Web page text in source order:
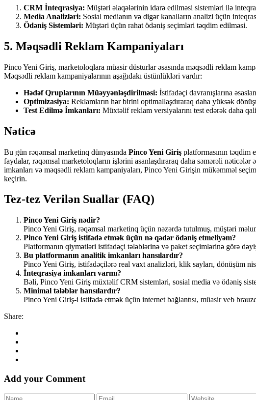
CRM İnteqrasiya: Müştəri əlaqələrinin idarə edilməsi sistemləri ilə
Media Analizləri: Sosial medianın və digər kanalların analizi üçün
Ödəniş Sistemləri: Müştəri üçün rahat ödəniş seçimləri təqdim edilməsi.
5. Məqsədli Reklam Kampaniyaları
Pinco Yeni Giriş, marketoloqlara müasir düsturlar əsasında məqsədli reklam
Məqsədli reklam kampaniyalarının aşağıdakı üstünlükləri vardır:
Hədəf Qruplarının Müəyyənləşdirilməsi: İstifadəçi davranışlarına
Optimizasiya: Reklamların hər birini optimallaşdıraraq daha yüksək
Test Edilmə İmkanları: Müxtəlif reklam versiyalarını test edərək daha
Nəticə
Bu gün rəqəmsal marketinq dünyasında Pinco Yeni Giriş platformasının təqdim
faydalar, rəqəmsal marketoloqların işlərini asanlaşdıraraq daha səmərəli
imkanları və məqsədli reklam kampaniyaları, Pinco Yeni Girişin mükəmməl
keçirin.
Tez-tez Verilən Suallar (FAQ)
Pinco Yeni Giriş nədir?
Pinco Yeni Giriş, rəqəmsal marketinq üçün nəzərdə tutulmuş, müştəri
Pinco Yeni Giriş istifadə etmək üçün nə qədər ödəniş etmeliyəm?
Platformanın qiymətləri istifadəçi tələblərinə və paket seçimlərinə görə
Bu platformanın analitik imkanları hansılardır?
Pinco Yeni Giriş, istifadəçilərə real vaxt analizləri, klik sayları, dönüşüm
İnteqrasiya imkanları varmı?
Bəli, Pinco Yeni Giriş müxtəlif CRM sistemləri, sosial media və ödəniş
Minimal tələblər hansılardır?
Pinco Yeni Giriş-i istifadə etmək üçün internet bağlantısı, müasir veb
Share:
Add your Comment